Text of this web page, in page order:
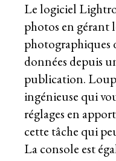
Le logiciel
photos en gérant
photographiques
données depuis
publication.
ingénieuse qui
réglages en
cette tâche qui
La console est